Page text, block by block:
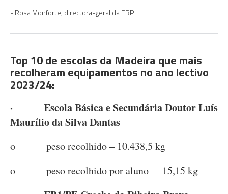
Rosa Monforte, directora-geral da ERP
Top 10 de escolas da Madeira que mais
recolheram equipamentos no ano lectivo
2023/24:
· Escola Básica e Secundária Doutor Luís
Maurílio da Silva Dantas
o peso recolhido – 10.438,5 kg
o peso recolhido por aluno – 15,15 kg